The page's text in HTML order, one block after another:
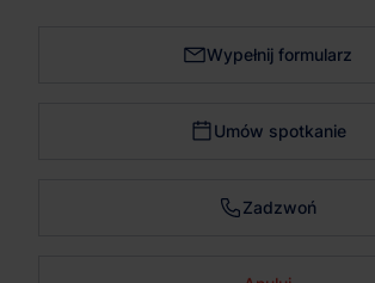
Magazyny Trójmiasto Wypełnij formularz
Umów spotkanie
Zadzwoń